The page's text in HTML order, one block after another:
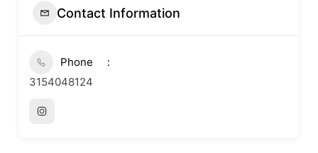
Contact Information
Phone
3154048124